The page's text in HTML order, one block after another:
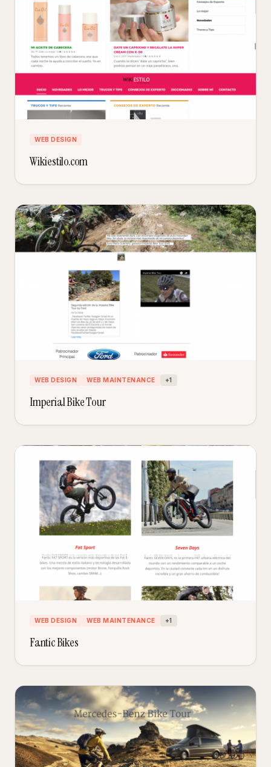
WEB DESIGN
Wikiestilo.com
WEB DESIGN WEB MAINTENANCE +1
Imperial Bike Tour
WEB DESIGN WEB MAINTENANCE +1
Fantic Bikes